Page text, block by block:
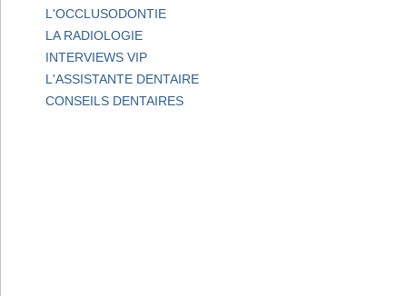
L'OCCLUSODONTIE
LA RADIOLOGIE
INTERVIEWS VIP
L'ASSISTANTE DENTAIRE
CONSEILS DENTAIRES